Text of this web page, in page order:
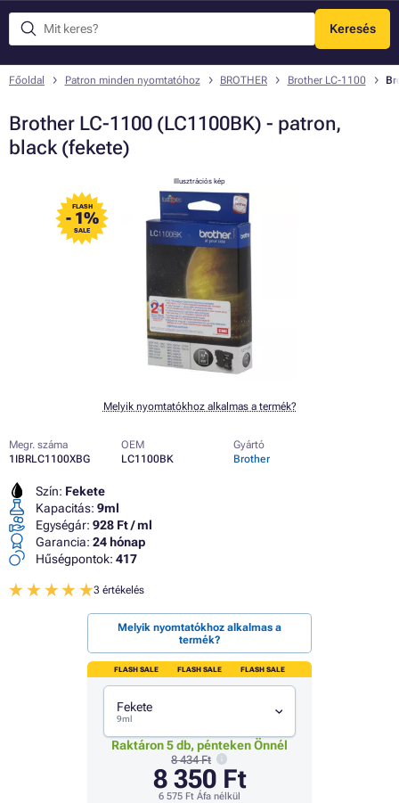
Keresés
Menü
Főoldal Patron minden nyomtatóhoz BROTHER Brother LC-1100
Brother LC-1100 (LC1100BK) - patron,
black (fekete)
FLASH
- 1%
SALE
Illusztrációs kép
Melyik nyomtatókhoz alkalmas a termék?
Megr. száma
1IBRLC1100XBG
OEM
LC1100BK
Gyártó
Brother
Szín: Fekete
Kapacitás: 9ml
Egységár: 928 Ft / ml
Garancia: 24 hónap
Hűségpontok: 417
3 értékelés
Melyik nyomtatókhoz alkalmas a
termék?
FLASH SALE FLASH SALE FLASH SALE
Fekete
9ml
Raktáron 5 db, pénteken Önnél
8 434 Ft
8 350 Ft
6 575 Ft Áfa nélkül